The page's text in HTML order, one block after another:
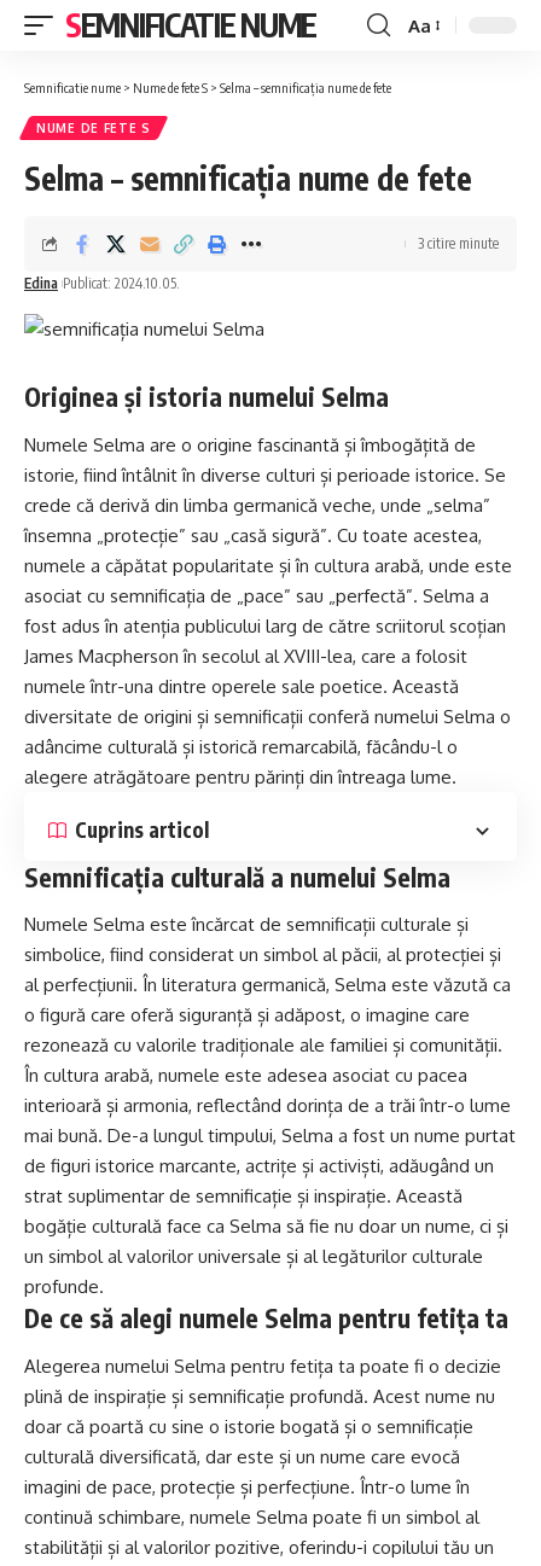
SEMNIFICATIE NUME
Font
Aa
Semnificatie nume > Nume de fete S > Selma – semnificația nume de fete
NUME DE FETE S
Selma – semnificația nume de fete
Edina Publicat: 2024.10.05.
3 citire minute
Originea și istoria numelui Selma
Numele Selma are o origine fascinantă și îmbogățită de
istorie, fiind întâlnit în diverse culturi și perioade istorice. Se
crede că derivă din limba germanică veche, unde „selma”
însemna „protecție” sau „casă sigură”. Cu toate acestea,
numele a căpătat popularitate și în cultura arabă, unde este
asociat cu semnificația de „pace” sau „perfectă”. Selma a
fost adus în atenția publicului larg de către scriitorul scoțian
James Macpherson în secolul al XVIII-lea, care a folosit
numele într-una dintre operele sale poetice. Această
diversitate de origini și semnificații conferă numelui Selma o
adâncime culturală și istorică remarcabilă, făcându-l o
alegere atrăgătoare pentru părinți din întreaga lume.
Cuprins articol
Semnificația culturală a numelui Selma
Numele Selma este încărcat de semnificații culturale și
simbolice, fiind considerat un simbol al păcii, al protecției și
al perfecțiunii. În literatura germanică, Selma este văzută ca
o figură care oferă siguranță și adăpost, o imagine care
rezonează cu valorile tradiționale ale familiei și comunității.
În cultura arabă, numele este adesea asociat cu pacea
interioară și armonia, reflectând dorința de a trăi într-o lume
mai bună. De-a lungul timpului, Selma a fost un nume purtat
de figuri istorice marcante, actrițe și activiști, adăugând un
strat suplimentar de semnificație și inspirație. Această
bogăție culturală face ca Selma să fie nu doar un nume, ci și
un simbol al valorilor universale și al legăturilor culturale
profunde.
De ce să alegi numele Selma pentru fetița ta
Alegerea numelui Selma pentru fetița ta poate fi o decizie
plină de inspirație și semnificație profundă. Acest nume nu
doar că poartă cu sine o istorie bogată și o semnificație
culturală diversificată, dar este și un nume care evocă
imagini de pace, protecție și perfecțiune. Într-o lume în
continuă schimbare, numele Selma poate fi un simbol al
stabilității și al valorilor pozitive, oferindu-i copilului tău un